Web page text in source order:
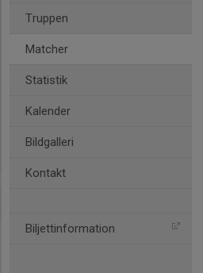
Truppen
Matcher
Statistik
Kalender
Bildgalleri
Kontakt
Biljettinformation